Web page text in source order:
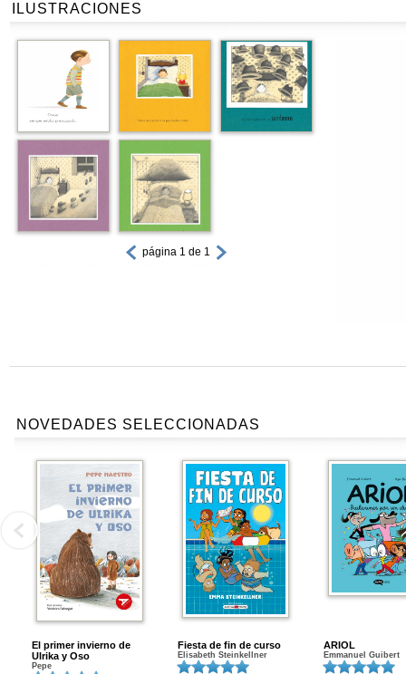
ILUSTRACIONES
página 1 de 1
NOVEDADES SELECCIONADAS
El primer invierno de
Ulrika y Oso
Pepe
Fiesta de fin de curso
Elisabeth Steinkellner
ARIOL
Emmanuel Guibert